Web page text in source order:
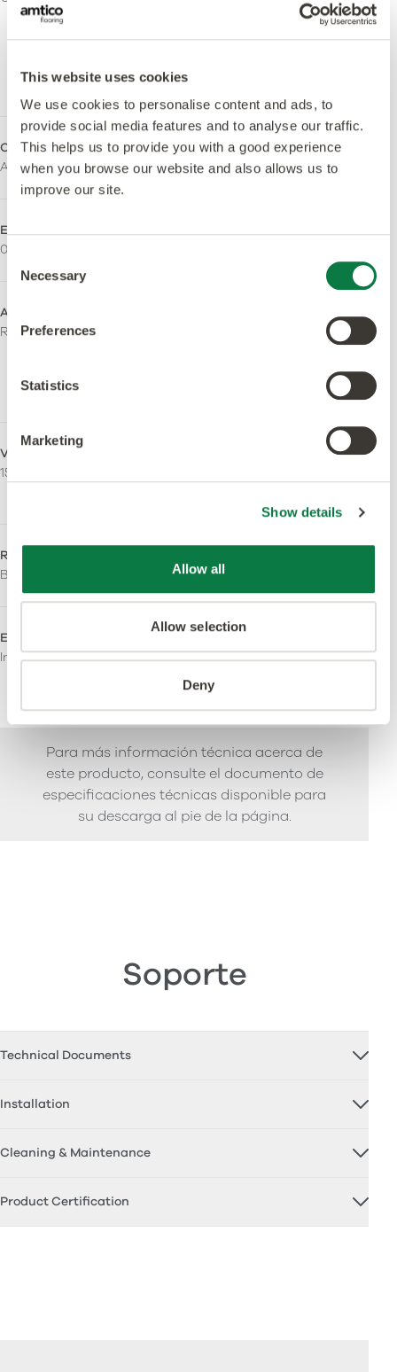
This website uses cookies
We use cookies to personalise content and ads, to
provide social media features and to analyse our traffic.
This helps us to provide you with a good experience
when you browse our website and also allows us to
improve our site.
Consent
Selection
Necessary
Preferences
Statistics
Marketing
Show details
Allow all
Allow selection
Deny
Especificaciones del producto
Colección
Amtico Access
Espesor total
5,0mm
Espesor de la capa de uso
0,55mm
Acabado superficial
Rustic
Sí - Fabricado utilizando
Veta continua
150.0 x 1000.5 mm
Reacción fuego
Bfl-S1
16
Emisiones
Indoor Air Comfort Gold
Áreas de uso
Doméstico
Comercial ligero
Pesado Comercial
Para más información técnica acerca de
este producto, consulte el documento de
especificaciones técnicas disponible para
su descarga al pie de la página.
Soporte
Technical Documents
Installation
Cleaning & Maintenance
Product Certification